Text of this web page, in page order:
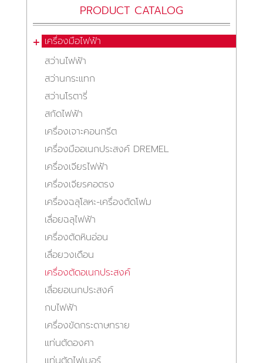
PRODUCT CATALOG
เครื่องมือไฟฟ้า
สว่านไฟฟ้า
สว่านกระแทก
สว่านโรตารี่
สกัดไฟฟ้า
เครื่องเจาะคอนกรีต
เครื่องมืออเนกประสงค์ DREMEL
เครื่องเจียรไฟฟ้า
เครื่องเจียรคอตรง
เครื่องฉลุโลหะ-เครื่องตัดโฟม
เลื่อยฉลุไฟฟ้า
เครื่องตัดหินอ่อน
เลื่อยวงเดือน
เครื่องตัดอเนกประสงค์
เลื่อยอเนกประสงค์
กบไฟฟ้า
เครื่องขัดกระดาษทราย
แท่นตัดองศา